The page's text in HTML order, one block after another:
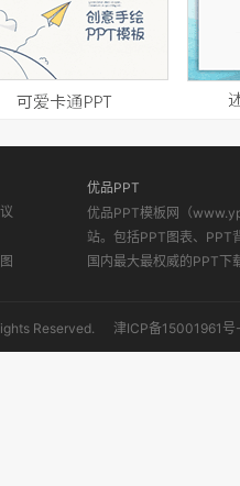
优品PPT
优品PPT模板网（
站。包括PPT图表、PPT
国内最大最权威的PPT下
Reserved. 津ICP备15001961号